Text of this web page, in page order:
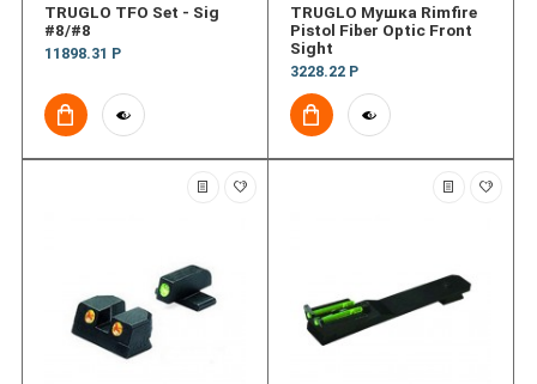
TRUGLO TFO Set - Sig
#8/#8
11898.31 Р
TRUGLO Мушка Rimfire
Pistol Fiber Optic Front
Sight
3228.22 Р